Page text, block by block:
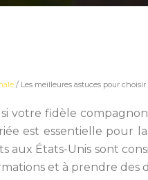
/ Les meilleures astuces pour
votre fidèle
est essentielle pour
aux États-Unis sont
et à prendre des